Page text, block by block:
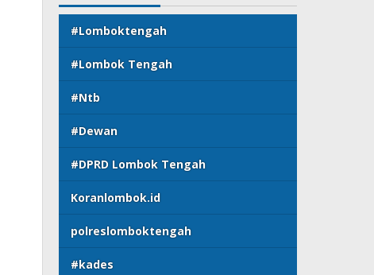
#Lomboktengah
#Lombok Tengah
#Ntb
#Dewan
#DPRD Lombok Tengah
Koranlombok.id
polreslomboktengah
#kades